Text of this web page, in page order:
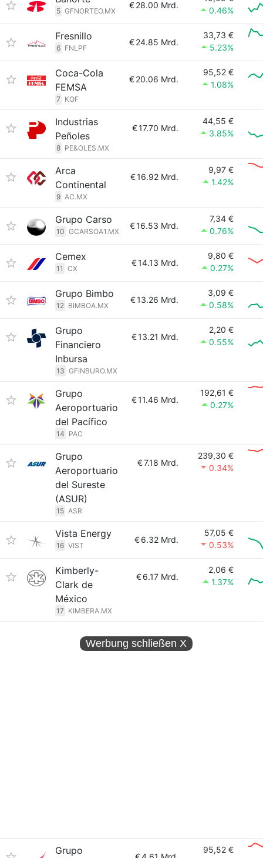
5 GFNORTEO.MX
€28.00 Mrd.
0.46%
Fresnillo
6 FNLPF
€24.85 Mrd.
33,73 €
5.23%
Coca-Cola
FEMSA
7 KOF
€20.06 Mrd.
95,52 €
1.08%
Industrias
Peñoles
8 PE&OLES.MX
€17.70 Mrd.
44,55 €
3.85%
Arca
Continental
9 AC.MX
€16.92 Mrd.
9,97 €
1.42%
Grupo Carso
10 GCARSOA1.MX
€16.53 Mrd.
7,34 €
0.76%
Cemex
11 CX
€14.13 Mrd.
9,80 €
0.27%
Grupo Bimbo
12 BIMBOA.MX
€13.26 Mrd.
3,09 €
0.58%
Grupo
Financiero
Inbursa
13 GFINBURO.MX
€13.21 Mrd.
2,20 €
0.55%
Grupo
Aeroportuario
del Pacífico
14 PAC
€11.46 Mrd.
192,61 €
0.27%
Grupo
Aeroportuario
del Sureste
(ASUR)
15 ASR
€7.18 Mrd.
239,30 €
0.34%
Vista Energy
16 VIST
€6.32 Mrd.
57,05 €
0.53%
Kimberly-
Clark de
México
17 KIMBERA.MX
€6.17 Mrd.
2,06 €
1.37%
Werbung schließen X
Grupo
95,52 €